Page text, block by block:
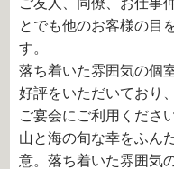
とでも他のお客様の目
す。
落ち着いた雰囲気の個
好評をいただいており
ご宴会にご利用ください
山と海の旬な幸をふん
意。落ち着いた雰囲気